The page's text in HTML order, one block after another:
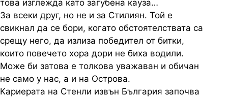
това изглежда като загубена кауза…
За всеки друг, но не и за Стилиян. Той е
свикнал да се бори, когато обстоятелствата са
срещу него, да излиза победител от битки,
които повечето хора дори не биха водили.
Може би затова е толкова уважаван и обичан
не само у нас, а и на Острова.
Кариерата на Стенли извън България започва